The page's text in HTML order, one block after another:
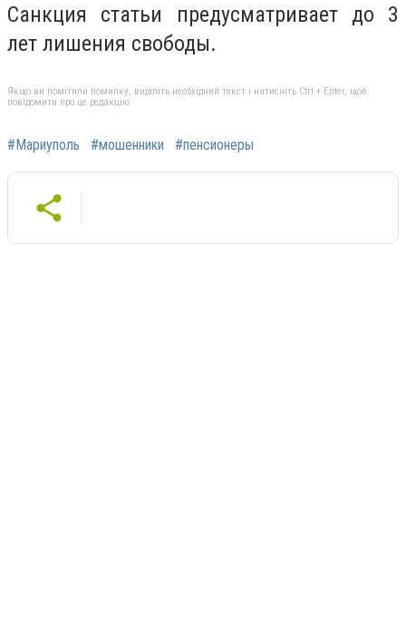
Санкция статьи предусматривает до 3
лет лишения свободы.
Якщо ви помітили помилку, виділіть необхідний текст і натисніть Ctrl + Enter, щоб
повідомити про це редакцію
#Мариуполь #мошенники #пенсионеры